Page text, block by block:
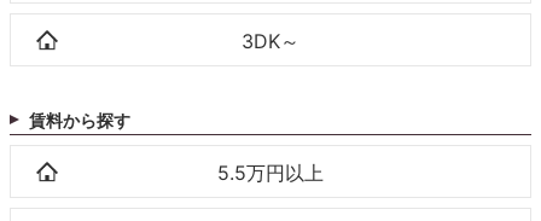
3DK～
賃料から探す
5.5万円以上